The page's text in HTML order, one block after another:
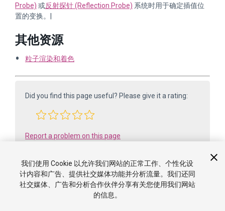
Probe) 或反射探针 (Reflection Probe) 系统时用于确定插值位
置的变换。|
其他资源
粒子渲染和着色
Did you find this page useful? Please give it a rating:
Report a problem on this page
我们使用 Cookie 以允许我们网站的正常工作、个性化设
计内容和广告、提供社交媒体功能并分析流量。我们还同
社交媒体、广告和分析合作伙伴分享有关您使用我们网站
的信息。